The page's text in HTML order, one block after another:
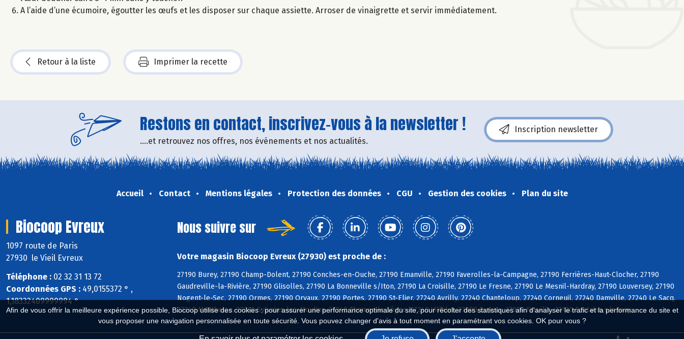
Afin de vous offrir la meilleure expérience possible, Biocoop utilise des cookies : pour assurer une performance optimale du site, pour récolter des statistiques afin d'analyser le trafic et la performance du site et
vous proposer une navigation personnalisée en toute sécurité. Vous pouvez changer d'avis à tout moment en paramétrant vos cookies. OK pour vous ?
A l’aide d’une écumoire, égoutter les œufs et les disposer sur chaque assiette. Arroser de vinaigrette et servir immédiatement.
Retour à la liste Imprimer la recette
Restons en contact, inscrivez-vous à la newsletter !
....et retrouvez nos offres, nos événements et nos actualités.
Inscription newsletter
Accueil Contact Mentions légales Protection des données CGU Gestion des cookies Plan du site
Biocoop Evreux
1097 route de Paris
27930 le Vieil Evreux
Téléphone : 02 32 31 13 72
Coordonnées GPS : 49,0155372 ° ,
1,18332409999994 °
Nous suivre sur
Votre magasin Biocoop Evreux (27930) est proche de :
27190 Burey, 27190 Champ-Dolent, 27190 Conches-en-Ouche, 27190 Emanville, 27190 Faverolles-la-Campagne, 27190 Ferrières-Haut-Clocher, 27190
Gaudreville-la-Rivière, 27190 Glisolles, 27190 La Bonneville s/Iton, 27190 La Croisille, 27190 Le Fresne, 27190 Le Mesnil-Hardray, 27190 Louversey, 27190
Nogent-le-Sec, 27190 Ormes, 27190 Orvaux, 27190 Portes, 27190 St-Elier, 27240 Avrilly, 27240 Chanteloup, 27240 Corneuil, 27240 Damville, 27240 Le Sacq,
27240 Manthelon, 27240 Sylvains-les-Moulins, 27240 Thomer-la-Sôgne, 27240 Villalet, 27000 Evreux, 27930 Fauville, 27120 Fontaine s/s Jouy